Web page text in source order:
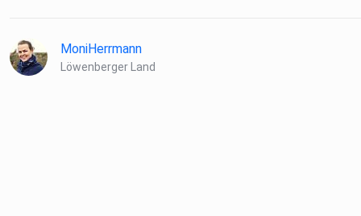
MoniHerrmann
Löwenberger Land